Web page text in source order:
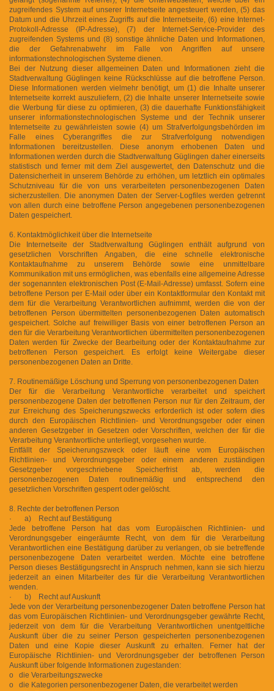
zugreifendes System auf unserer Internetseite angesteuert werden, (5) das
Datum und die Uhrzeit eines Zugriffs auf die Internetseite, (6) eine Internet-
Protokoll-Adresse (IP-Adresse), (7) der Internet-Service-Provider des
zugreifenden Systems und (8) sonstige ähnliche Daten und Informationen,
die der Gefahrenabwehr im Falle von Angriffen auf unsere
informationstechnologischen Systeme dienen.
Bei der Nutzung dieser allgemeinen Daten und Informationen zieht die
Stadtverwaltung Güglingen keine Rückschlüsse auf die betroffene Person.
Diese Informationen werden vielmehr benötigt, um (1) die Inhalte unserer
Internetseite korrekt auszuliefern, (2) die Inhalte unserer Internetseite sowie
die Werbung für diese zu optimieren, (3) die dauerhafte Funktionsfähigkeit
unserer informationstechnologischen Systeme und der Technik unserer
Internetseite zu gewährleisten sowie (4) um Strafverfolgungsbehörden im
Falle eines Cyberangriffes die zur Strafverfolgung notwendigen
Informationen bereitzustellen. Diese anonym erhobenen Daten und
Informationen werden durch die Stadtverwaltung Güglingen daher einerseits
statistisch und ferner mit dem Ziel ausgewertet, den Datenschutz und die
Datensicherheit in unserem Behörde zu erhöhen, um letztlich ein optimales
Schutzniveau für die von uns verarbeiteten personenbezogenen Daten
sicherzustellen. Die anonymen Daten der Server-Logfiles werden getrennt
von allen durch eine betroffene Person angegebenen personenbezogenen
Daten gespeichert.
6. Kontaktmöglichkeit über die Internetseite
Die Internetseite der Stadtverwaltung Güglingen enthält aufgrund von
gesetzlichen Vorschriften Angaben, die eine schnelle elektronische
Kontaktaufnahme zu unserem Behörde sowie eine unmittelbare
Kommunikation mit uns ermöglichen, was ebenfalls eine allgemeine Adresse
der sogenannten elektronischen Post (E-Mail-Adresse) umfasst. Sofern eine
betroffene Person per E-Mail oder über ein Kontaktformular den Kontakt mit
dem für die Verarbeitung Verantwortlichen aufnimmt, werden die von der
betroffenen Person übermittelten personenbezogenen Daten automatisch
gespeichert. Solche auf freiwilliger Basis von einer betroffenen Person an
den für die Verarbeitung Verantwortlichen übermittelten personenbezogenen
Daten werden für Zwecke der Bearbeitung oder der Kontaktaufnahme zur
betroffenen Person gespeichert. Es erfolgt keine Weitergabe dieser
personenbezogenen Daten an Dritte.
7. Routinemäßige Löschung und Sperrung von personenbezogenen Daten
Der für die Verarbeitung Verantwortliche verarbeitet und speichert
personenbezogene Daten der betroffenen Person nur für den Zeitraum, der
zur Erreichung des Speicherungszwecks erforderlich ist oder sofern dies
durch den Europäischen Richtlinien- und Verordnungsgeber oder einen
anderen Gesetzgeber in Gesetzen oder Vorschriften, welchen der für die
Verarbeitung Verantwortliche unterliegt, vorgesehen wurde.
Entfällt der Speicherungszweck oder läuft eine vom Europäischen
Richtlinien- und Verordnungsgeber oder einem anderen zuständigen
Gesetzgeber vorgeschriebene Speicherfrist ab, werden die
personenbezogenen Daten routinemäßig und entsprechend den
gesetzlichen Vorschriften gesperrt oder gelöscht.
8. Rechte der betroffenen Person
· a) Recht auf Bestätigung
Jede betroffene Person hat das vom Europäischen Richtlinien- und
Verordnungsgeber eingeräumte Recht, von dem für die Verarbeitung
Verantwortlichen eine Bestätigung darüber zu verlangen, ob sie betreffende
personenbezogene Daten verarbeitet werden. Möchte eine betroffene
Person dieses Bestätigungsrecht in Anspruch nehmen, kann sie sich hierzu
jederzeit an einen Mitarbeiter des für die Verarbeitung Verantwortlichen
wenden.
· b) Recht auf Auskunft
Jede von der Verarbeitung personenbezogener Daten betroffene Person hat
das vom Europäischen Richtlinien- und Verordnungsgeber gewährte Recht,
jederzeit von dem für die Verarbeitung Verantwortlichen unentgeltliche
Auskunft über die zu seiner Person gespeicherten personenbezogenen
Daten und eine Kopie dieser Auskunft zu erhalten. Ferner hat der
Europäische Richtlinien- und Verordnungsgeber der betroffenen Person
Auskunft über folgende Informationen zugestanden:
o die Verarbeitungszwecke
o die Kategorien personenbezogener Daten, die verarbeitet werden